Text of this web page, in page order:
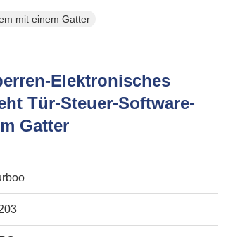
mit einem Gatter
Elektronisches
Tür-Steuer-Software-
Gatter